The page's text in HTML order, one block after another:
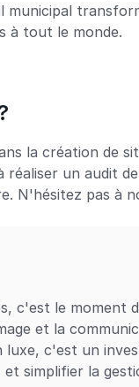
municipal
à tout le monde.
la création de
réaliser un audit
N'hésitez pas à
c'est le moment
et la
c'est un
simplifier la